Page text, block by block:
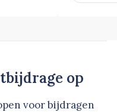
op
voor bijdragen